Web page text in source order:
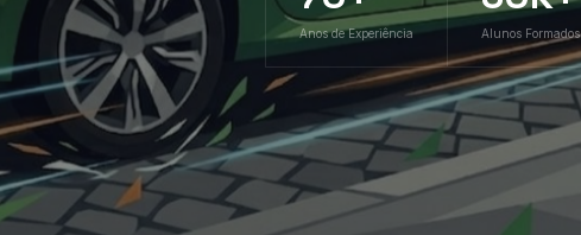
Anos de Experiência Alunos Formados